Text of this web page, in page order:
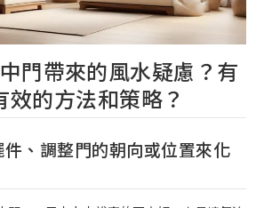
門帶來的風水疑慮？有
效的方法和策略？
、調整門的朝向或位置來化